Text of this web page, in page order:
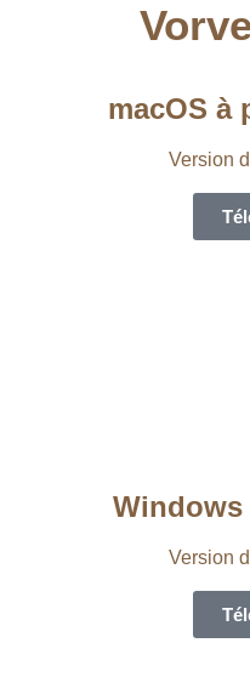
macOS à
Version
Windows
Version